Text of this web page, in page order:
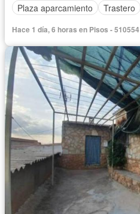
Plaza aparcamiento
Trastero
Hace 1 día, 6 horas en Pisos - 510554